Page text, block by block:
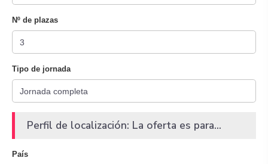
Nº de plazas
Tipo de jornada
Perfil de localización: La oferta es para...
País